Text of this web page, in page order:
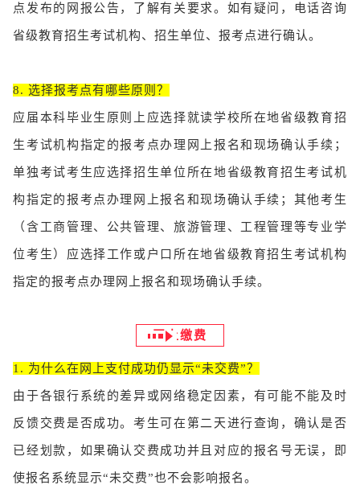
点发布的网报公告，了解有关要求。如有疑问，电话咨询
省级教育招生考试机构、招生单位、报考点进行确认。
8. 选择报考点有哪些原则？
应届本科毕业生原则上应选择就读学校所在地省级教育招
生考试机构指定的报考点办理网上报名和现场确认手续；
单独考试考生应选择招生单位所在地省级教育招生考试机
构指定的报考点办理网上报名和现场确认手续；其他考生
（含工商管理、公共管理、旅游管理、工程管理等专业学
位考生）应选择工作或户口所在地省级教育招生考试机构
指定的报考点办理网上报名和现场确认手续。
网上缴费
1. 为什么在网上支付成功仍显示“未交费”？
由于各银行系统的差异或网络稳定因素，有可能不能及时
反馈交费是否成功。考生可在第二天进行查询，确认是否
已经划款，如果确认交费成功并且对应的报名号无误，即
使报名系统显示“未交费”也不会影响报名。